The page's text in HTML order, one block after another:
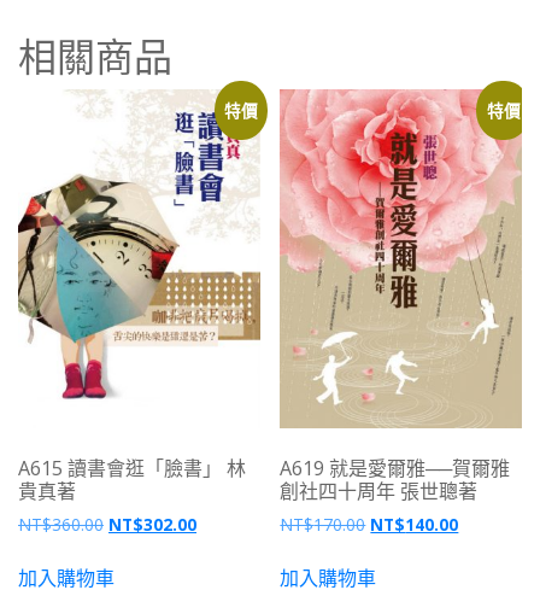
相關商品
特價
A615 讀書會逛「臉書」 林
貴真著
NT$360.00 NT$302.00
加入購物車
特價
A619 就是愛爾雅──賀爾雅
創社四十周年 張世聰著
NT$170.00 NT$140.00
加入購物車